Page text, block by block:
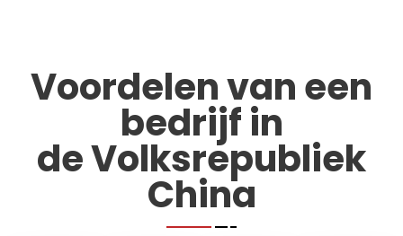
Voordelen van een
bedrijf in
de Volksrepubliek
China